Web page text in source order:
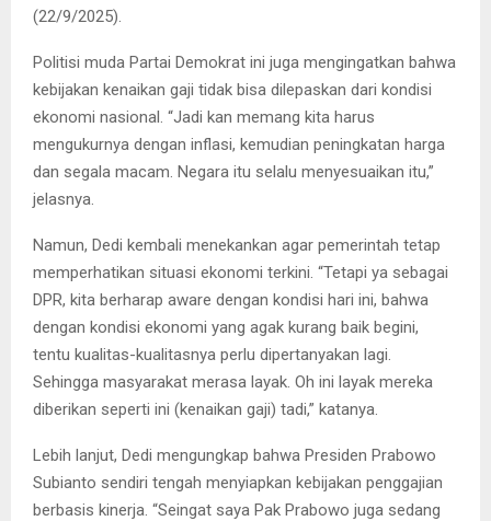
(22/9/2025).
Politisi muda Partai Demokrat ini juga mengingatkan bahwa
kebijakan kenaikan gaji tidak bisa dilepaskan dari kondisi
ekonomi nasional. “Jadi kan memang kita harus
mengukurnya dengan inflasi, kemudian peningkatan harga
dan segala macam. Negara itu selalu menyesuaikan itu,”
jelasnya.
Namun, Dedi kembali menekankan agar pemerintah tetap
memperhatikan situasi ekonomi terkini. “Tetapi ya sebagai
DPR, kita berharap aware dengan kondisi hari ini, bahwa
dengan kondisi ekonomi yang agak kurang baik begini,
tentu kualitas-kualitasnya perlu dipertanyakan lagi.
Sehingga masyarakat merasa layak. Oh ini layak mereka
diberikan seperti ini (kenaikan gaji) tadi,” katanya.
Lebih lanjut, Dedi mengungkap bahwa Presiden Prabowo
Subianto sendiri tengah menyiapkan kebijakan penggajian
berbasis kinerja. “Seingat saya Pak Prabowo juga sedang